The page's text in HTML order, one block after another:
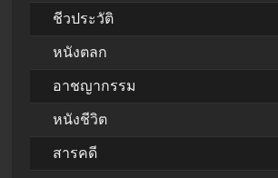
ชีวประวัติ
หนังตลก
อาชญากรรม
หนังชีวิต
สารคดี